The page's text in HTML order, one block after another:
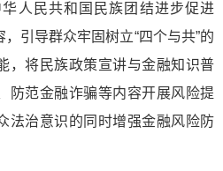
人民共和国民族团结进步促进
引导群众牢固树立“四个与共”的
，将民族政策宣讲与金融知识普
防范金融诈骗等内容开展风险提
法治意识的同时增强金融风险防